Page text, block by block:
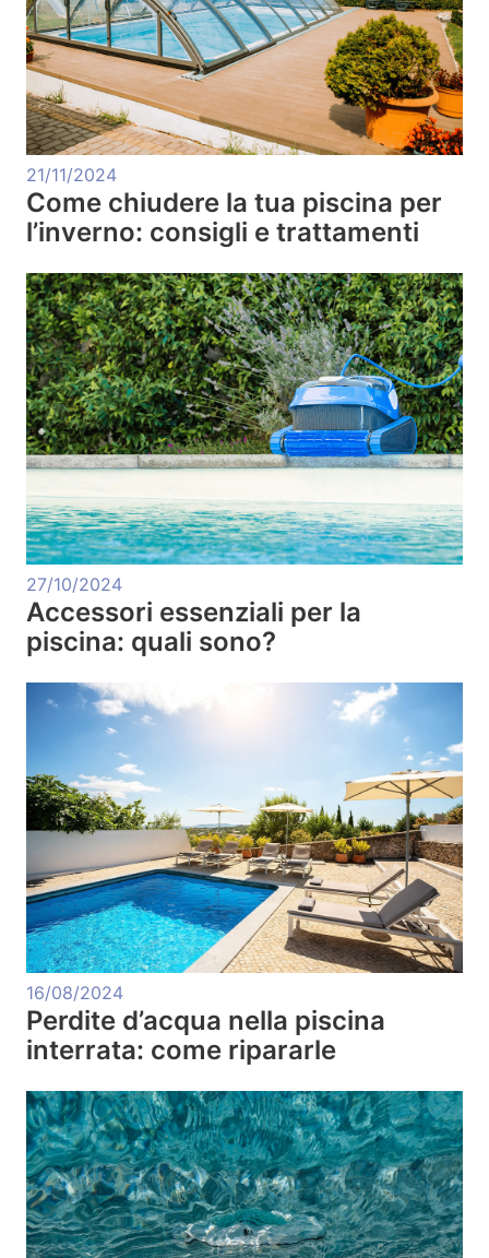
21/11/2024
Come chiudere la tua piscina per
l’inverno: consigli e trattamenti
27/10/2024
Accessori essenziali per la
piscina: quali sono?
16/08/2024
Perdite d’acqua nella piscina
interrata: come ripararle